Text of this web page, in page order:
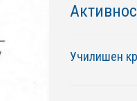
Училишен